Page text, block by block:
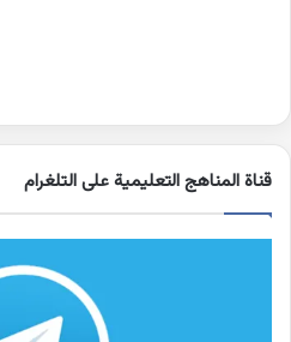
قناة المناهج التعليمية على التلغرام